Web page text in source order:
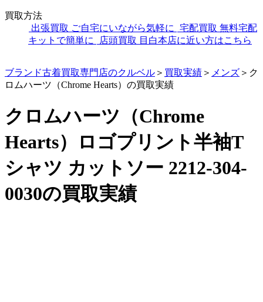
買取方法
出張買取 ご自宅にいながら気軽に 宅配買取 無料宅配
キットで簡単に
店頭買取 目白本店に近い方はこちら
ブランド古着買取専門店のクルベル ＞ 買取実績 ＞ メンズ ＞ ク
ロムハーツ（Chrome Hearts）の買取実績
クロムハーツ（Chrome
Hearts）ロゴプリント半袖T
シャツ カットソー 2212-304-
0030の買取実績